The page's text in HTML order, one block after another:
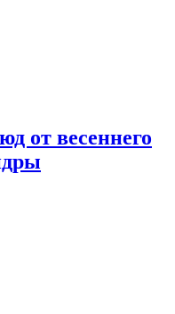
от весеннего